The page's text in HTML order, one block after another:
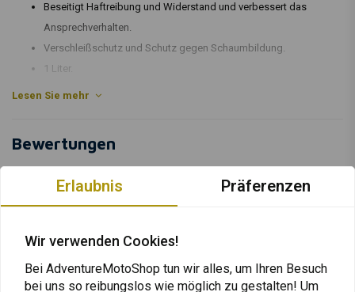
Beseitigt Haftreibung und Widerstand und verbessert das
Ansprechverhalten.
Verschleißschutz und Schutz gegen Schaumbildung.
1 Liter.
Artikelcode: 837104
Lesen Sie mehr
Bewertungen
(0 reviews)
Erlaubnis Präferenzen
Wir verwenden Cookies!
Bei AdventureMotoShop tun wir alles, um Ihren Besuch
bei uns so reibungslos wie möglich zu gestalten! Um